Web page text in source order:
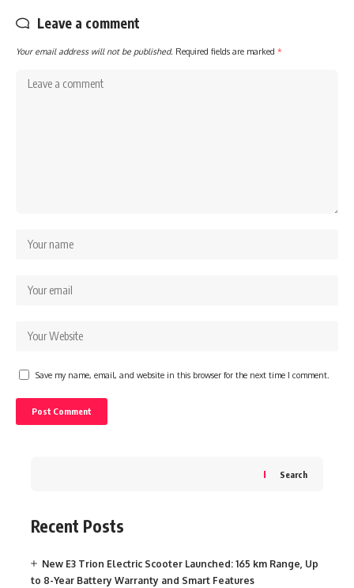
Leave a comment
Your email address will not be published. Required fields are marked *
Save my name, email, and website in this browser for the next time I comment.
Search
Recent Posts
New E3 Trion Electric Scooter Launched: 165 km Range, Up
to 8-Year Battery Warranty and Smart Features